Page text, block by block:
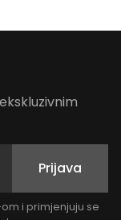
Prijava
i primjenjuju se